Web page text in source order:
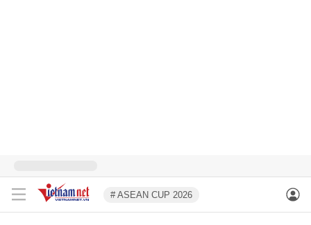
# ASEAN CUP 2026